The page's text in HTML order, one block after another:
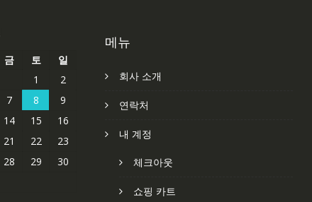
금 토
일
1
2
7 8
9
14 15
16
21 22
23
28 29
30
메뉴
회사 소개
연락처
내 계정
체크아웃
쇼핑 카트